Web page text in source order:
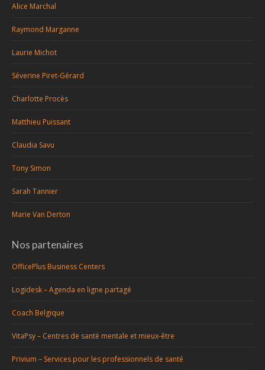
Alice Marchal
Raymond Marganne
Laurie Michot
Séverine Piret-Gérard
Charlotte Procès
Matthieu Puissant
Claudia Savu
Tony Simon
Sarah Tannier
Marie Van Derton
Nos partenaires
OfficePlus Business Centers
Logidesk – Agenda en ligne partagé
Coach Belgique
VitaPsy – Centres de santé mentale et mieux-être
Privium – Services pour les professionnels de santé